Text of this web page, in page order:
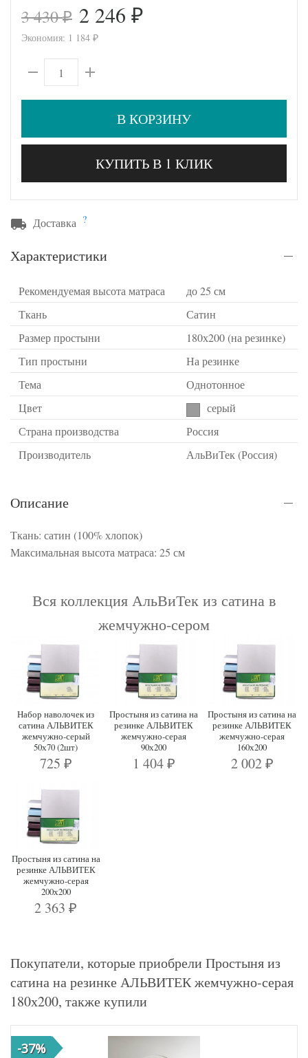
3 430₽ 2 246 ₽
Экономия: 1 184 ₽
В КОРЗИНУ
КУПИТЬ В 1 КЛИК
Доставка ?
Характеристики
Рекомендуемая высота матраса
до 25 см
Ткань
Сатин
Размер простыни
180х200 (на резинке)
Тип простыни
На резинке
Тема
Однотонное
Цвет
серый
Страна производства
Россия
Производитель
АльВиТек (Россия)
Описание
Ткань: сатин (100% хлопок)
Максимальная высота матраса: 25 см
Вся коллекция АльВиТек из сатина в
жемчужно-сером
Набор наволочек из
сатина АЛЬВИТЕК
жемчужно-серый
50х70 (2шт)
725 ₽
Простыня из сатина на
резинке АЛЬВИТЕК
жемчужно-серая
90х200
1 404 ₽
Простыня из сатина на
резинке АЛЬВИТЕК
жемчужно-серая
160х200
2 002 ₽
Простыня из сатина на
резинке АЛЬВИТЕК
жемчужно-серая
200х200
2 363₽
Покупатели, которые приобрели Простыня из
сатина на резинке АЛЬВИТЕК жемчужно-серая
180х200, также купили
-37%